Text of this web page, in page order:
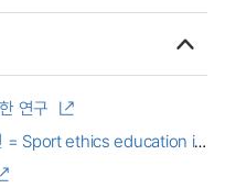
연구
= Sport ethics education in